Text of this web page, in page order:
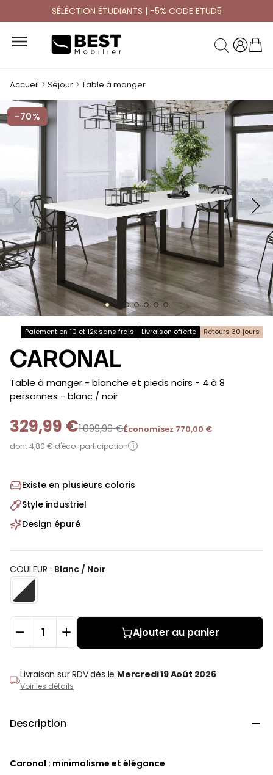
SÉLÉCTION ÉTUDIANTS | -5% CODE ETUD5

Accueil Séjour Table à manger
-70%
Paiement en 10 et 12x sans frais Livraison offerte Retours 30 jours
CARONAL
-
Table à manger - blanche et pieds noirs - 4 à 8
personnes - blanc / noir
329,99 €1 099,99 €Économisez 770,00 €
dont 4,80 € d'éco-participation i
Existe en plusieurs coloris
Style industriel
Design épuré
COULEUR : Blanc / Noir
Ajouter au panier
Livraison sur RDVdès le Mercredi 19 Août 2026
Voir les détails
Description 
Caronal : minimalisme et élégance